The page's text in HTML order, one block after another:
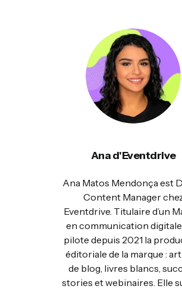
Ana d'Eventdrive
Ana Matos Mendonça est
Content Manager
Eventdrive. Titulaire d’un
en communication
pilote depuis 2021 la
éditoriale de la marque :
de blog, livres blancs,
stories et webinaires. Elle